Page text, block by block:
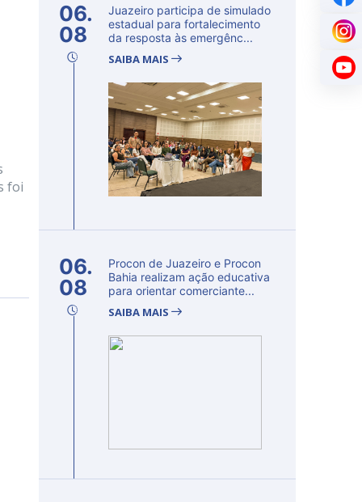
foi
06.
08
Juazeiro participa de simulado
estadual para fortalecimento
da resposta às emergênc...
SAIBA MAIS
06.
08
Procon de Juazeiro e Procon
Bahia realizam ação educativa
para orientar comerciante...
SAIBA MAIS